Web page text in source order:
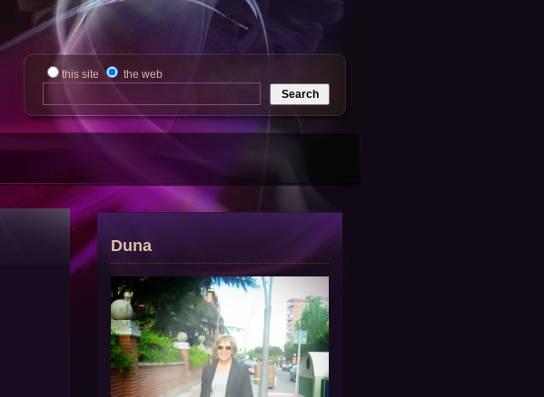
this site the web
Duna